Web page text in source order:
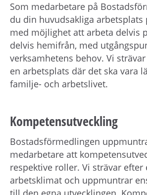
Som medarbetare på
du din huvudsakliga arbetsplats
med möjlighet att arbeta delvis
delvis hemifrån, med
verksamhetens behov. Vi
en arbetsplats där det ska vara
familje- och arbetslivet.
Kompetensutveckling
Bostadsförmedlingen
medarbetare att
respektive roller. Vi strävar efter
arbetsklimat och uppmuntrar